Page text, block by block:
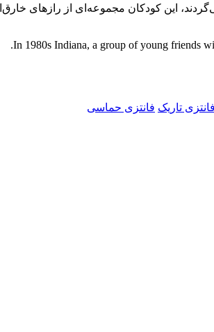
می‌گردند، این کودکان مجموعه‌ای از رازهای
In 1980s Indiana, a group of young friends
فانتزی تاریک فانتزی حماسی